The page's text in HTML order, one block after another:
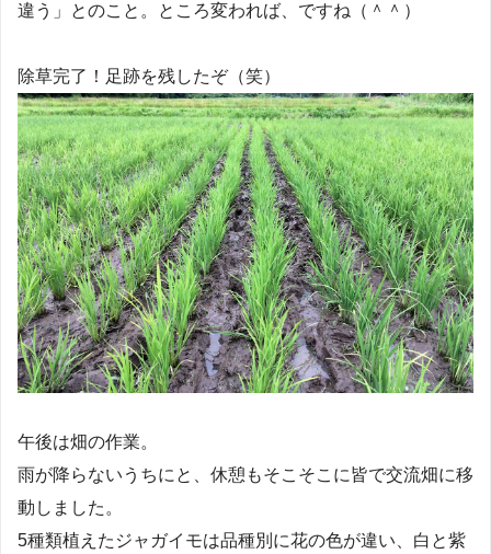
違う」とのこと。ところ変われば、ですね（＾＾）
除草完了！足跡を残したぞ（笑）
午後は畑の作業。
雨が降らないうちにと、休憩もそこそこに皆で交流畑に移
動しました。
5種類植えたジャガイモは品種別に花の色が違い、白と紫